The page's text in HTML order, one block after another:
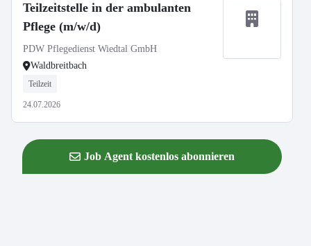
Teilzeitstelle in der ambulanten
Pflege (m/w/d)
PDW Pflegedienst Wiedtal GmbH
Waldbreitbach
Teilzeit
24.07.2026
Job Agent kostenlos abonnieren